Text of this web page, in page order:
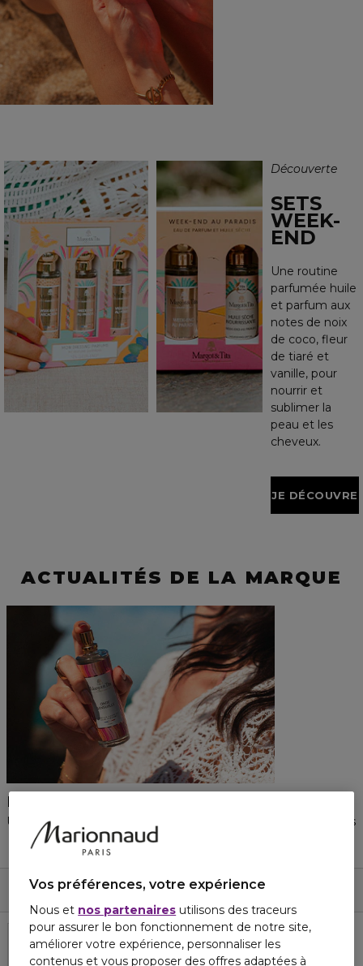
Découverte
SETS
WEEK-
END
Une routine
parfumée huile
et parfum aux
notes de noix
de coco, fleur
de tiaré et
vanille, pour
nourrir et
sublimer la
peau et les
cheveux.
JE DÉCOUVRE
ACTUALITÉS DE LA MARQUE
PARFUM CHEVEUX
Une caresse olfactive suave et veloutée qui prend soin de vos
1 produit(s)1 Produits Affichés
Filtres
Trier par Nos Suggestions
Vos préférences, votre expérience
Nous et nos partenaires utilisons des traceurs
pour assurer le bon fonctionnement de notre site,
améliorer votre expérience, personnaliser les
contenus et vous proposer des offres adaptées à